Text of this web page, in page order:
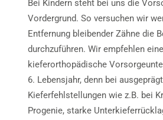
Bei Kindern steht bei uns die
Vordergrund. So versuchen wir
Entfernung bleibender Zähne die
durchzuführen. Wir empfehlen eine
kieferorthopädische
6. Lebensjahr, denn bei
Kieferfehlstellungen wie z.B. bei
Progenie, starke